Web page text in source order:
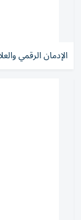
الإدمان الرقمي